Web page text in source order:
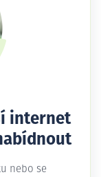
internet
nebo se